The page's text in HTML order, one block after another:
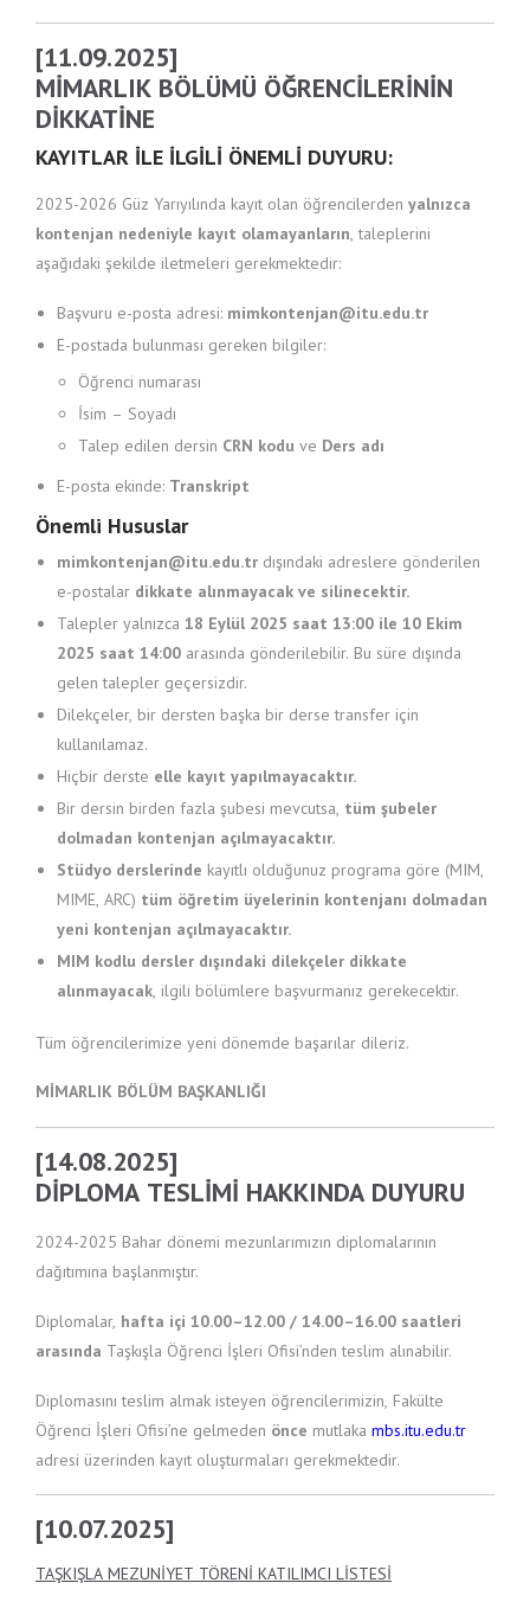
[11.09.2025]
MİMARLIK BÖLÜMÜ ÖĞRENCİLERİNİN
DİKKATİNE
KAYITLAR İLE İLGİLİ ÖNEMLİ DUYURU:
2025-2026 Güz Yarıyılında kayıt olan öğrencilerden yalnızca
kontenjan nedeniyle kayıt olamayanların, taleplerini
aşağıdaki şekilde iletmeleri gerekmektedir:
Başvuru e-posta adresi: mimkontenjan@itu.edu.tr
E-postada bulunması gereken bilgiler:
Öğrenci numarası
İsim – Soyadı
Talep edilen dersin CRN kodu ve Ders adı
E-posta ekinde: Transkript
Önemli Hususlar
mimkontenjan@itu.edu.tr dışındaki adreslere gönderilen
e-postalar dikkate alınmayacak ve silinecektir.
Talepler yalnızca18 Eylül 2025 saat 13:00 ile 10 Ekim
2025 saat 14:00 arasında gönderilebilir. Bu süre dışında
gelen talepler geçersizdir.
Dilekçeler, bir dersten başka bir derse transfer için
kullanılamaz.
Hiçbir derste elle kayıt yapılmayacaktır.
Bir dersin birden fazla şubesi mevcutsa, tüm şubeler
dolmadan kontenjan açılmayacaktır.
Stüdyo derslerinde kayıtlı olduğunuz programa göre (MIM,
MIME, ARC) tüm öğretim üyelerinin kontenjanı dolmadan
yeni kontenjan açılmayacaktır.
MIM kodlu dersler dışındaki dilekçeler dikkate
alınmayacak, ilgili bölümlere başvurmanız gerekecektir.
Tüm öğrencilerimize yeni dönemde başarılar dileriz.
MİMARLIK BÖLÜM BAŞKANLIĞI
[14.08.2025]
DİPLOMA TESLİMİ HAKKINDA DUYURU
2024-2025 Bahar dönemi mezunlarımızın diplomalarının
dağıtımına başlanmıştır.
Diplomalar, hafta içi 10.00–12.00 / 14.00–16.00 saatleri
arasında Taşkışla Öğrenci İşleri Ofisi’nden teslim alınabilir.
Diplomasını teslim almak isteyen öğrencilerimizin, Fakülte
Öğrenci İşleri Ofisi’ne gelmeden önce mutlaka mbs.itu.edu.tr
adresi üzerinden kayıt oluşturmaları gerekmektedir.
[10.07.2025]
TAŞKIŞLA MEZUNİYET TÖRENİ KATILIMCI LİSTESİ